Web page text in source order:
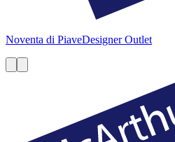
Noventa di PiaveDesigner Outlet